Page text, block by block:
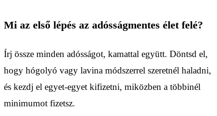
Mi az első lépés az adósságmentes élet felé?
Írj össze minden adósságot, kamattal együtt. Döntsd el,
hogy hógolyó vagy lavina módszerrel szeretnél haladni,
és kezdj el egyet-egyet kifizetni, miközben a többinél
minimumot fizetsz.